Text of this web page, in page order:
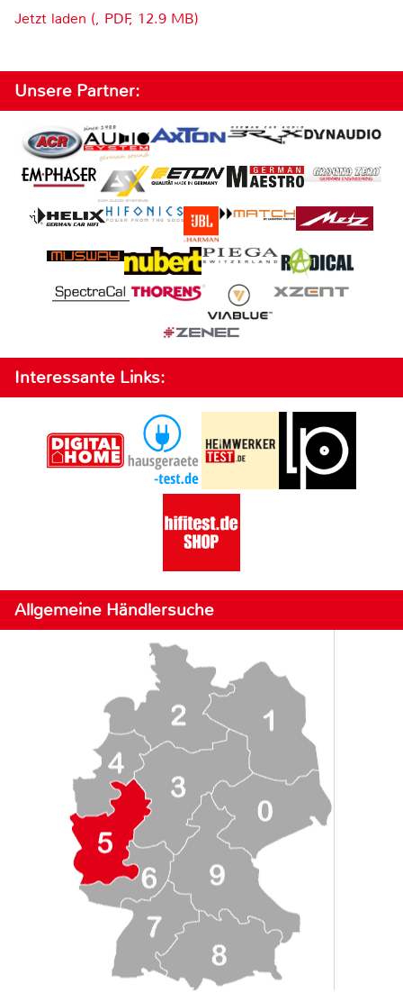
Jetzt laden (, PDF, 12.9 MB)
Unsere Partner:
Interessante Links:
Allgemeine Händlersuche